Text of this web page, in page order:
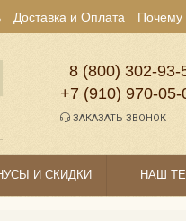
Доставка и Оплата
8 (800)
+7 (910)
ЗАКАЗАТЬ ЗВОНОК
И СКИДКИ НАШ